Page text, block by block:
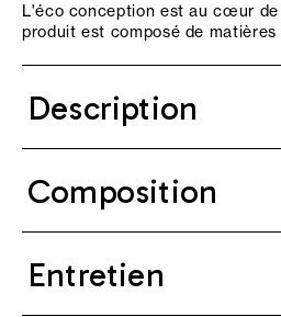
L'éco conception est au cœur
produit est composé de
Description
Composition
Entretien